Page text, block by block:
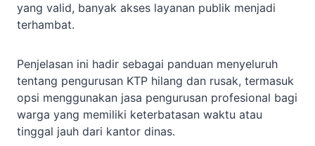
yang valid, banyak akses layanan publik menjadi
terhambat.
Penjelasan ini hadir sebagai panduan menyeluruh
tentang pengurusan KTP hilang dan rusak, termasuk
opsi menggunakan jasa pengurusan profesional bagi
warga yang memiliki keterbatasan waktu atau
tinggal jauh dari kantor dinas.